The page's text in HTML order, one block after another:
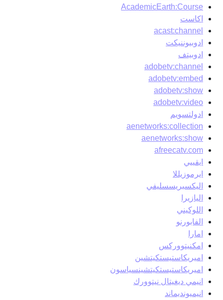
AcademicEarth:Course
اكاست
acast:channel
ادوبيوننيكت
ادوبيتف
adobetv:channel
adobetv:embed
adobetv:show
adobetv:video
ادولتسويم
aenetworks:collection
aenetworks:show
afreecatv.com
ايقييي
ايرموزيللا
اليكسبريسسليفي
اليازيرا
اللوكيني
الفابورنو
امارا
امكنيتووركس
اميريكاستيستكيتشين
اميريكاستيستكيتشينسياسون
انيمي ديغيتال نيتوورك
انيميونديماند